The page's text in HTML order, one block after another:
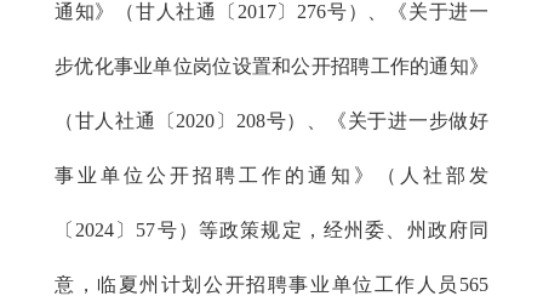
通知》（甘人社通〔2017〕276号）、《关于进一
步优化事业单位岗位设置和公开招聘工作的通知》
（甘人社通〔2020〕208号）、《关于进一步做好
事业单位公开招聘工作的通知》（人社部发
〔2024〕57号）等政策规定，经州委、州政府同
意，临夏州计划公开招聘事业单位工作人员565